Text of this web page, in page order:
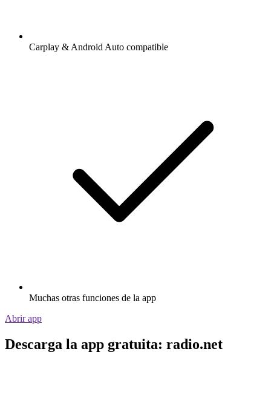
Carplay & Android Auto compatible
Muchas otras funciones de la app
Abrir app
Descarga la app gratuita: radio.net